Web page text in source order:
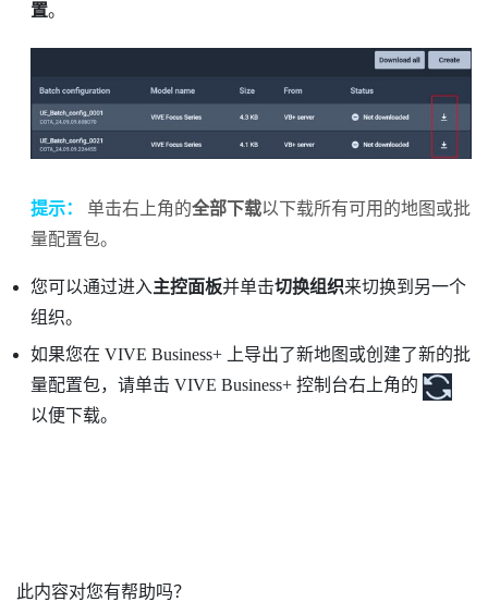
置。
提示： 单击右上角的全部下载以下载所有可用的地图或批
量配置包。
您可以通过进入主控面板并单击切换组织来切换到另一个
组织。
如果您在 VIVE Business+上导出了新地图或创建了新的批
量配置包，请单击 VIVE Business+ 控制台右上角的
以便下载。
此内容对您有帮助吗？